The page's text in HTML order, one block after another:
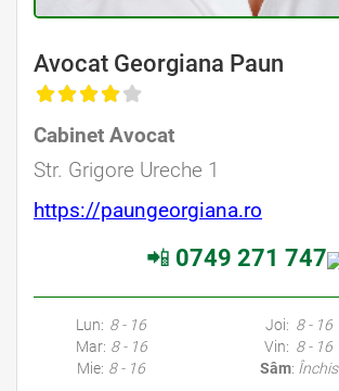
Avocat Georgiana Paun
Cabinet Avocat
Str. Grigore Ureche 1
https://paungeorgiana.ro
📲 0749 271 747
Lun: 8 - 16
Mar: 8 - 16
Mie: 8 - 16
Joi: 8 - 16
Vin: 8 - 16
Sâm: Închis